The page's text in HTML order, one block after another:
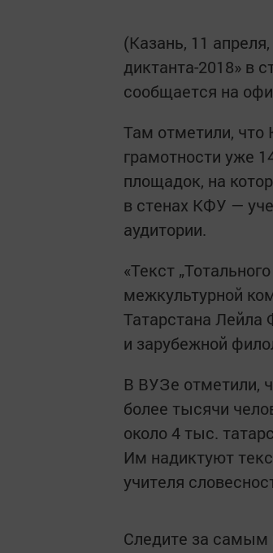
(Казань, 11
диктанта-2018» в
сообщается на
Там отметили, что
грамотности уже
площадок, на
в стенах КФУ —
аудитории.
«Текст
межкультурной
Татарстана Лейла
и зарубежной
В ВУЗе отметили,
более тысячи
около 4 тыс.
Им надиктуют
учителя
Следите за